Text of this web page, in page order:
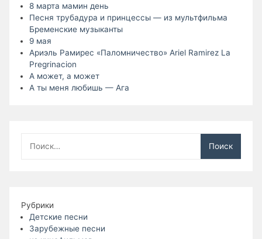
8 марта мамин день
Песня трубадура и принцессы — из мультфильма
Бременские музыканты
9 мая
Ариэль Рамирес «Паломничество» Ariel Ramirez La
Pregrinacion
А может, а может
А ты меня любишь — Ага
Рубрики
Детские песни
Зарубежные песни